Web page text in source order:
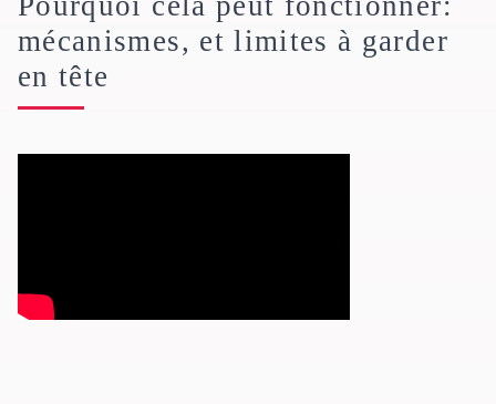
mécanismes, et limites à garder
en tête